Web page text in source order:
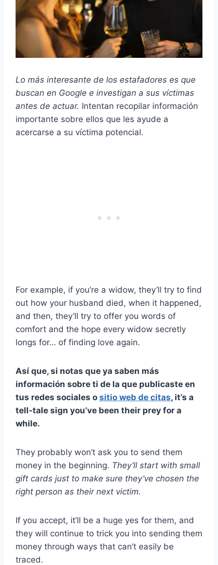
Lo más interesante de los estafadores es que
buscan en Google e investigan a sus víctimas
antes de actuar. Intentan recopilar información
importante sobre ellos que les ayude a
acercarse a su víctima potencial.
For example, if you’re a widow, they’ll try to find
out how your husband died, when it happened,
and then, they’ll try to offer you words of
comfort and the hope every widow secretly
longs for… of finding love again.
Así que, si notas que ya saben más
información sobre ti de la que publicaste en
tus redes sociales o sitio web de citas, it’s a
tell-tale sign you’ve been their prey for a
while.
They probably won’t ask you to send them
money in the beginning. They’ll start with small
gift cards just to make sure they’ve chosen the
right person as their next victim.
If you accept, it’ll be a huge yes for them, and
they will continue to trick you into sending them
money through ways that can’t easily be
traced.